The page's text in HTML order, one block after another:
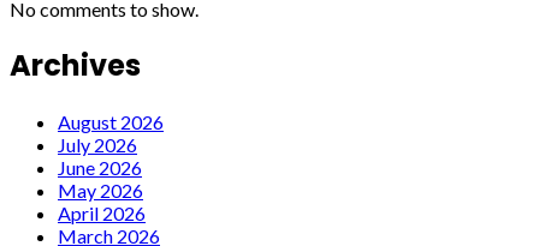
No comments to show.
Archives
August 2026
July 2026
June 2026
May 2026
April 2026
March 2026